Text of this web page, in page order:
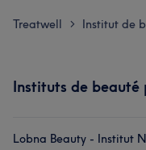
Treatwell > Institut de
Instituts de beauté
Lobna Beauty - Institut